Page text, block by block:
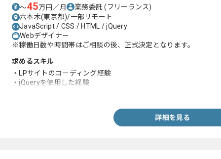
〜45万円／月 業務委託(フリーランス)
六本木(東京都)/一部リモート
JavaScript / CSS / HTML / jQuery
Webデザイナー
※稼働日数や時間帯はご相談の後、正式決定となります。
求めるスキル
・LPサイトのコーディング経験
・jQueryを使用した経験
詳細を見る